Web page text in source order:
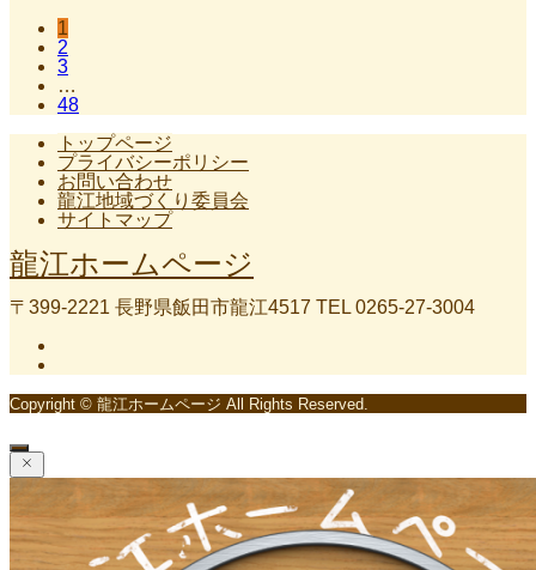
1
2
3
…
48
トップページ
プライバシーポリシー
お問い合わせ
龍江地域づくり委員会
サイトマップ
龍江ホームページ
〒399-2221 長野県飯田市龍江4517 TEL 0265-27-3004
Copyright © 龍江ホームページ All Rights Reserved.